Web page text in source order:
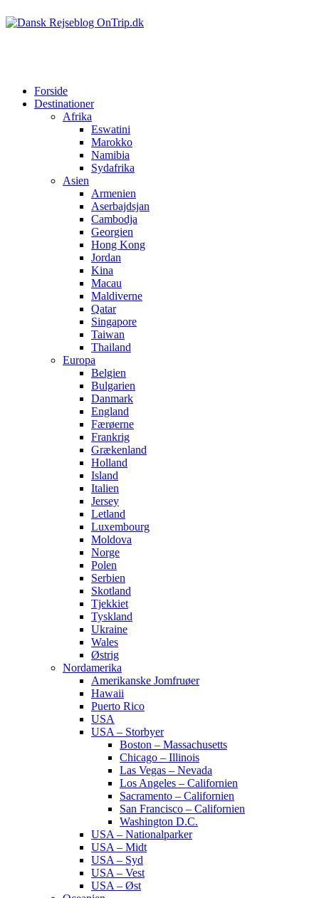
Forside
Destinationer
Afrika
Eswatini
Marokko
Namibia
Sydafrika
Asien
Armenien
Aserbajdsjan
Cambodja
Georgien
Hong Kong
Jordan
Kina
Macau
Maldiverne
Qatar
Singapore
Taiwan
Thailand
Europa
Belgien
Bulgarien
Danmark
England
Færøerne
Frankrig
Grækenland
Holland
Island
Italien
Jersey
Letland
Luxembourg
Moldova
Norge
Polen
Serbien
Skotland
Tjekkiet
Tyskland
Ukraine
Wales
Østrig
Nordamerika
Amerikanske Jomfruøer
Hawaii
Puerto Rico
USA
USA – Storbyer
Boston – Massachusetts
Chicago – Illinois
Las Vegas – Nevada
Los Angeles – Californien
Sacramento – Californien
San Francisco – Californien
Washington D.C.
USA – Nationalparker
USA – Midt
USA – Syd
USA – Vest
USA – Øst